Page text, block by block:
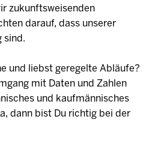
zukunftsweisenden
darauf, dass unserer
sind.
und liebst geregelte Abläufe?
mit Daten und Zahlen
und kaufmännisches
dann bist Du richtig bei der